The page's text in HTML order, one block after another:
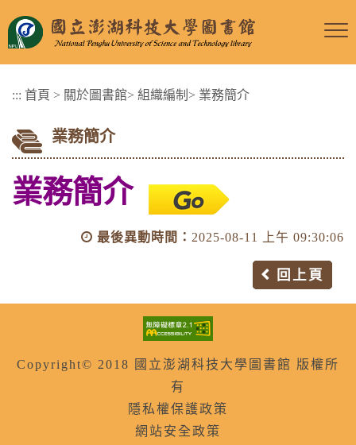
::: 首頁 > 關於圖書館> 組織編制 > 業務簡介
業務簡介
業務簡介
最後異動時間： 2025-08-11 上午 09:30:06
回上頁
Copyright© 2018 國立澎湖科技大學圖書館 版權所
有
隱私權保護政策
網站安全政策